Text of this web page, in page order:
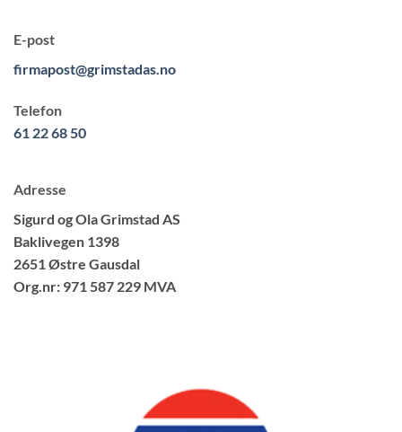
E-post
firmapost@grimstadas.no
Telefon
61 22 68 50
Adresse
Sigurd og Ola Grimstad AS
Baklivegen 1398
2651 Østre Gausdal
Org.nr: 971 587 229 MVA